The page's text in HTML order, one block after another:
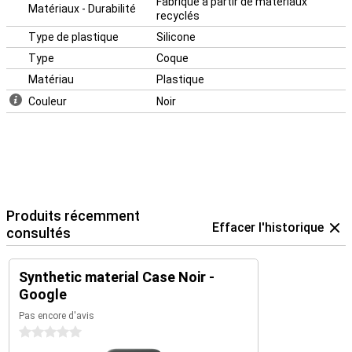
Matériaux - Durabilité
recyclés
Type de plastique
Silicone
Type
Coque
Matériau
Plastique
Couleur
Noir
Produits récemment
consultés
Effacer l'historique
Synthetic material Case Noir -
Google
Pas encore d'avis
0 étoiles